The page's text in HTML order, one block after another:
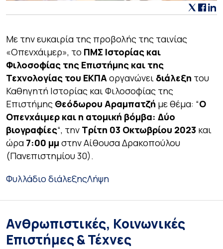
Με την ευκαιρία της προβολής της ταινίας
«Οπενχάιμερ», το ΠΜΣ Ιστορίας και
Φιλοσοφίας της Επιστήμης και της
Τεχνολογίας του ΕΚΠΑοργανώνει διάλεξη του
Καθηγητή Ιστορίας και Φιλοσοφίας της
Επιστήμης Θεόδωρου Αραμπατζή με θέμα: “Ο
Οπενχάιμερ και η ατομική βόμβα: Δύο
βιογραφίες“, την Τρίτη 03 Οκτωβρίου 2023 και
ώρα 7:00 μμ στην Αίθουσα Δρακοπούλου
(Πανεπιστημίου 30).
Φυλλάδιο διάλεξηςΛήψη
Ανθρωπιστικές, Κοινωνικές
Επιστήμες & Τέχνες